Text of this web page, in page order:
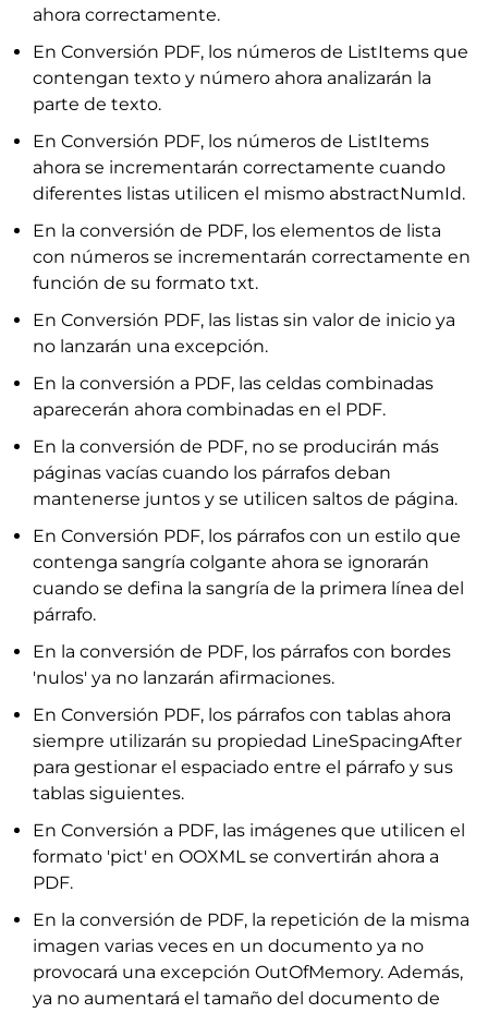
ahora correctamente.
En Conversión PDF, los números de ListItems que
contengan texto y número ahora analizarán la
parte de texto.
En Conversión PDF, los números de ListItems
ahora se incrementarán correctamente cuando
diferentes listas utilicen el mismo abstractNumId.
En la conversión de PDF, los elementos de lista
con números se incrementarán correctamente en
función de su formato txt.
En Conversión PDF, las listas sin valor de inicio ya
no lanzarán una excepción.
En la conversión a PDF, las celdas combinadas
aparecerán ahora combinadas en el PDF.
En la conversión de PDF, no se producirán más
páginas vacías cuando los párrafos deban
mantenerse juntos y se utilicen saltos de página.
En Conversión PDF, los párrafos con un estilo que
contenga sangría colgante ahora se ignorarán
cuando se defina la sangría de la primera línea del
párrafo.
En la conversión de PDF, los párrafos con bordes
'nulos' ya no lanzarán afirmaciones.
En Conversión PDF, los párrafos con tablas ahora
siempre utilizarán su propiedad LineSpacingAfter
para gestionar el espaciado entre el párrafo y sus
tablas siguientes.
En Conversión a PDF, las imágenes que utilicen el
formato 'pict' en OOXML se convertirán ahora a
PDF.
En la conversión de PDF, la repetición de la misma
imagen varias veces en un documento ya no
provocará una excepción OutOfMemory. Además,
ya no aumentará el tamaño del documento de